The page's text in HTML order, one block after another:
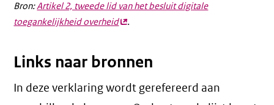
Bron:Artikel 2, tweede lid van het besluit digitale
toegankelijkheid overheid(externe
.
Links naar bronnen
In deze verklaring wordt gerefereerd aan